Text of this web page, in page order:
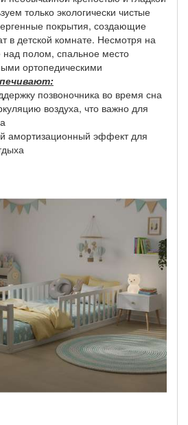
только экологически чистые
покрытия, создающие
в детской комнате. Несмотря на
над полом, спальное место
ортопедическими
позвоночника во время сна
воздуха, что важно для
амортизационный эффект для